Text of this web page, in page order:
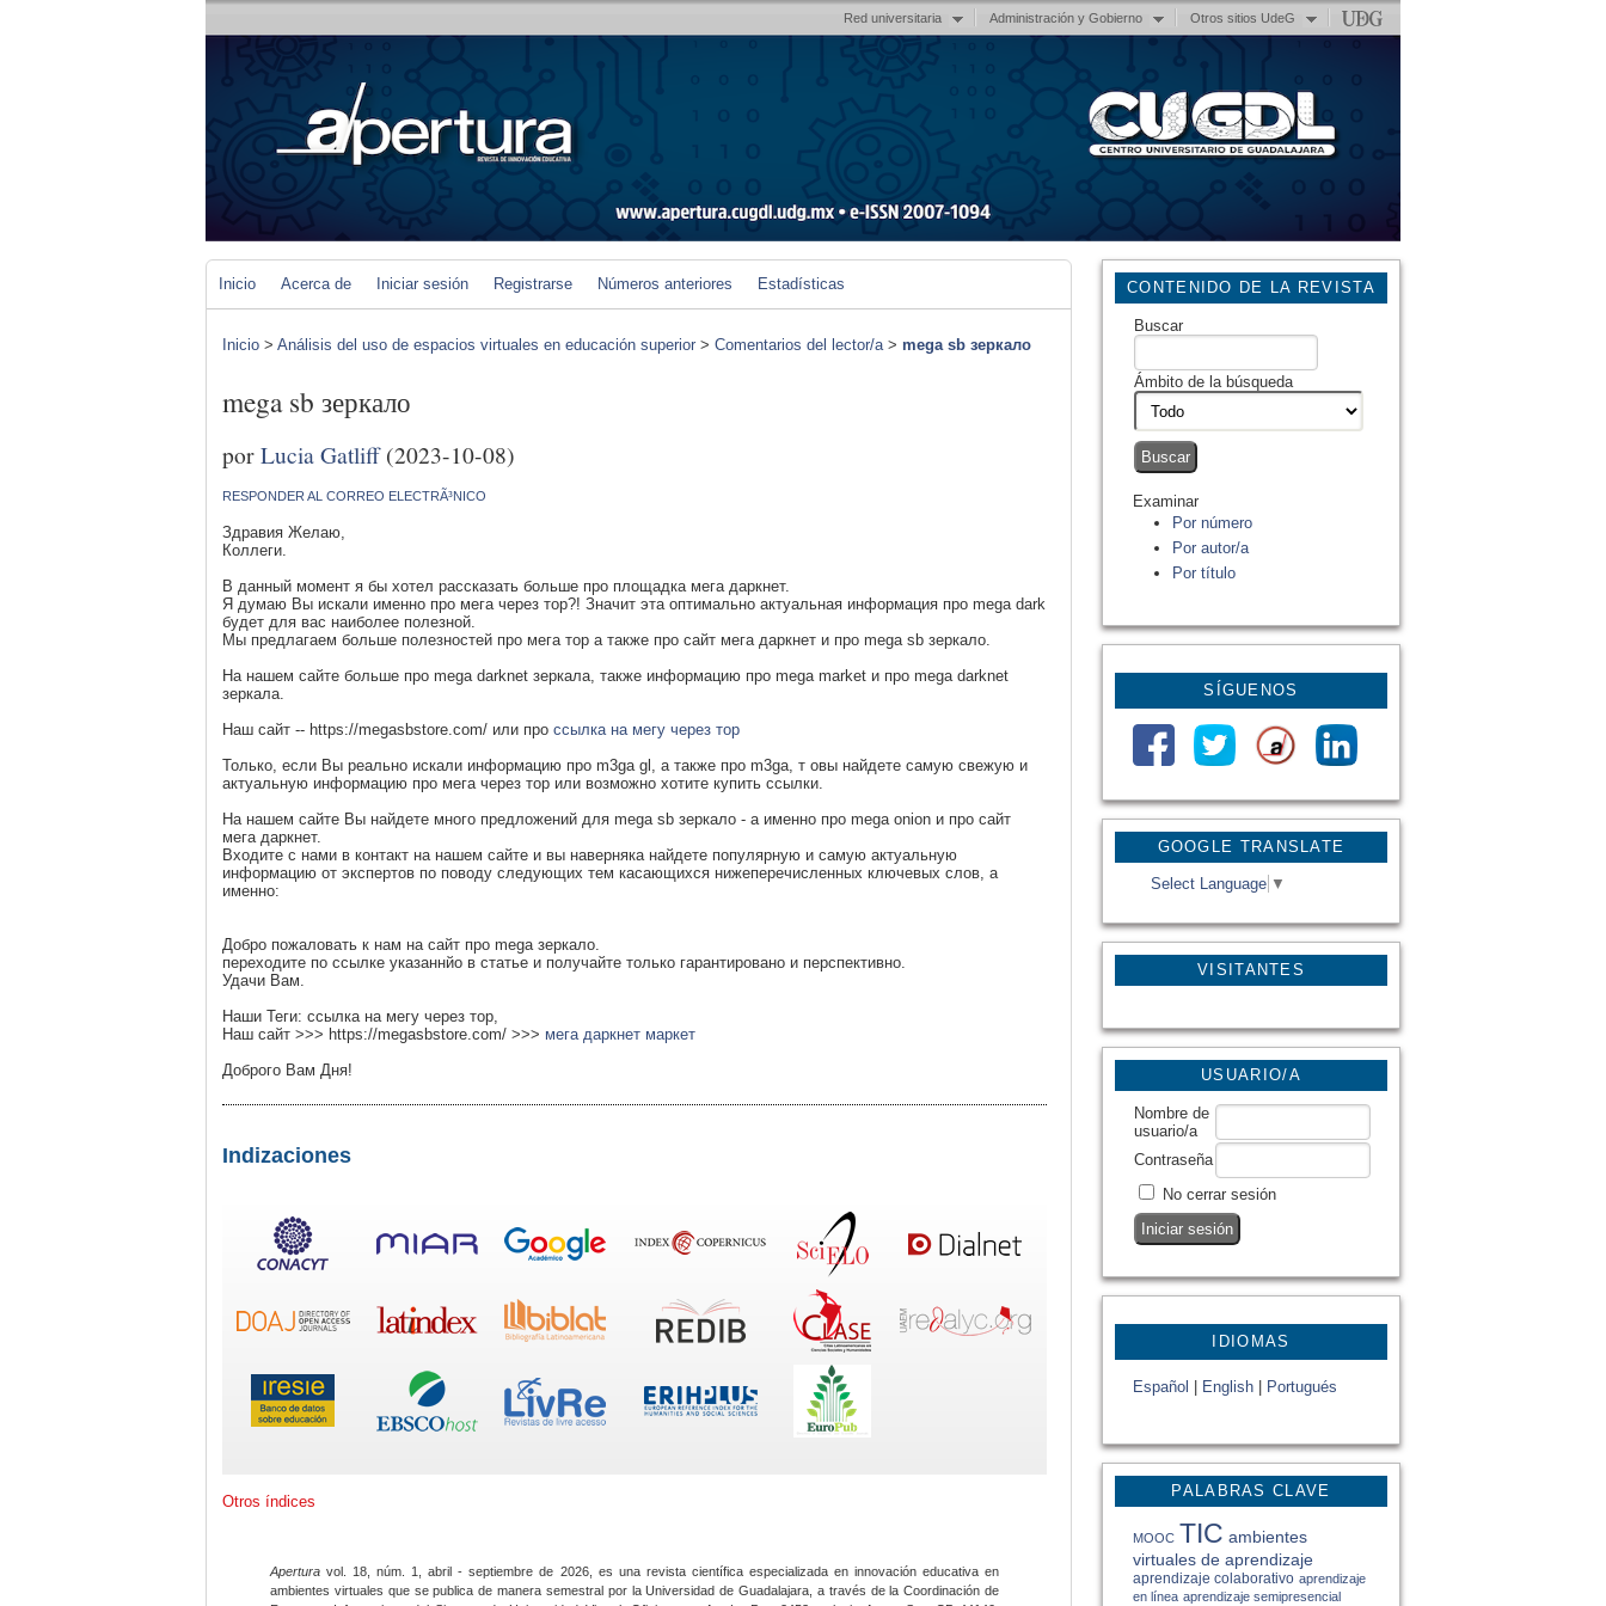
Red universitaria Administración y Gobierno Otros sitios UdeG
GOOGLE TRANSLATE
Select Language ▼
VISITANTES
CONTENIDO DE LA REVISTA
Buscar
Ámbito de la búsqueda
Examinar
Por número
Por autor/a
Por título
SÍGUENOS
USUARIO/A
Nombre de
usuario/a
Contraseña
No cerrar sesión
IDIOMAS
Español English Portugués
PALABRAS CLAVE
MOOC TIC ambientes
virtuales de aprendizaje
aprendizaje colaborativo aprendizaje
en línea aprendizaje semipresencial
Inicio Acerca de Iniciar sesión Registrarse Números anteriores Estadísticas
Inicio > Análisis del uso de espacios virtuales en educación superior > Comentarios del lector/a> mega sb зеркало
mega sb зеркало
porLucia Gatliff(2023-10-08)
RESPONDER AL CORREO ELECTRÃ³NICO
Здравия Желаю,
Коллеги.
В данный момент я бы хотел рассказать больше про площадка мега даркнет.
Я думаю Вы искали именно про мега через тор?! Значит эта оптимально актуальная информация про mega dark
будет для вас наиболее полезной.
Мы предлагаем больше полезностей про мега тор а также про сайт мега даркнет и про mega sb зеркало.
На нашем сайте больше про mega darknet зеркала, также информацию про mega market и про mega darknet
зеркала.
Наш сайт -- https://megasbstore.com/ или про ссылка на мегу через тор
Только, если Вы реально искали информацию про m3ga gl, а также про m3ga, т овы найдете самую свежую и
актуальную информацию про мега через тор или возможно хотите купить ссылки.
На нашем сайте Вы найдете много предложений для mega sb зеркало - а именно про mega onion и про сайт
мега даркнет.
Входите с нами в контакт на нашем сайте и вы наверняка найдете популярную и самую актуальную
информацию от экспертов по поводу следующих тем касающихся нижеперечисленных ключевых слов, а
именно:
Добро пожаловать к нам на сайт про mega зеркало.
переходите по ссылке указаннйо в статье и получайте только гарантировано и перспективно.
Удачи Вам.
Наши Теги: ссылка на мегу через тор,
Наш сайт >>> https://megasbstore.com/ >>> мега даркнет маркет
Доброго Вам Дня!
Indizaciones
Otros índices
Apertura vol. 18, núm. 1, abril - septiembre de 2026, es una revista científica especializada en innovación educativa en
ambientes virtuales que se publica de manera semestral por la Universidad de Guadalajara, a través de la Coordinación de